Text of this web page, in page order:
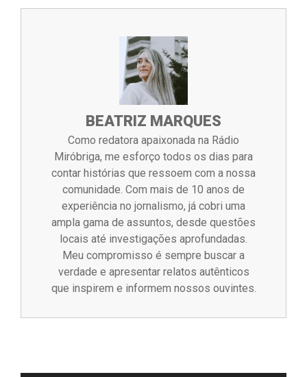
BEATRIZ MARQUES
Como redatora apaixonada na Rádio
Miróbriga, me esforço todos os dias para
contar histórias que ressoem com a nossa
comunidade. Com mais de 10 anos de
experiência no jornalismo, já cobri uma
ampla gama de assuntos, desde questões
locais até investigações aprofundadas.
Meu compromisso é sempre buscar a
verdade e apresentar relatos autênticos
que inspirem e informem nossos ouvintes.